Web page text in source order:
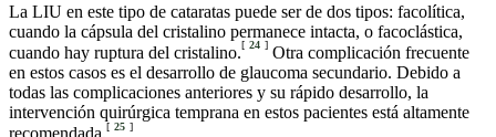
La LIU en este tipo de cataratas puede ser de dos tipos: facolítica,
cuando la cápsula del cristalino permanece intacta, o facoclástica,
cuando hay ruptura del cristalino.[ 24 ] Otra complicación frecuente
en estos casos es el desarrollo de glaucoma secundario. Debido a
todas las complicaciones anteriores y su rápido desarrollo, la
intervención quirúrgica temprana en estos pacientes está altamente
[ 25 ]